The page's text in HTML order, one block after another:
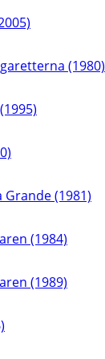
(1980)
(1981)
(1984)
(1989)